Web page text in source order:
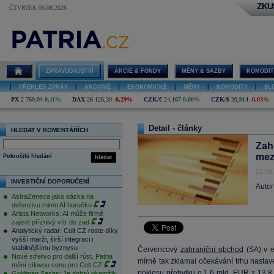
ČTVRTEK 06.08.2026
ZPRAVODAJSTVÍ AKCIE & FONDY MĚNY & SAZBY
PŘEHLED ZPRÁV AKCIOVÉ EKONOMICKÉ MĚNY KOMODITY
PX 2 769,04 0,11% DAX 26 126,30 -0,29% CZK/€ 24,167 0,00% CZK/$ 20,914 -0,03%
HLEDAT V KOMENTÁŘÍCH
hledat
Pokročilé hledání
INVESTIČNÍ DOPORUČENÍ
AstraZeneca jako sázka na
defenzivu mimo AI horečku
Arista Networks: AI může firmě
zajistit příznivý vítr do zad
Analytický radar: Colt CZ roste díky
vyšší marži, širší integraci i
stabilnějšímu byznysu
Nové střelivo pro další růst. Patria
mění cílovou cenu pro Colt CZ
Detail - články
Červencový zahraniční obchod (SA) v
mírně tak zklamal očekávání trhu